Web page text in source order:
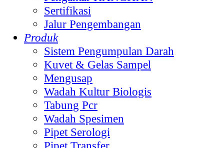
Sertifikasi
Jalur Pengembangan
Produk
Sistem Pengumpulan Darah
Kuvet & Gelas Sampel
Mengusap
Wadah Kultur Biologis
Tabung Pcr
Wadah Spesimen
Pipet Serologi